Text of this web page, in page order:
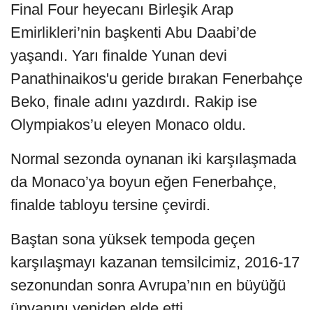
Final Four heyecanı Birleşik Arap
Emirlikleri’nin başkenti Abu Daabi’de
yaşandı. Yarı finalde Yunan devi
Panathinaikos'u geride bırakan Fenerbahçe
Beko, finale adını yazdırdı. Rakip ise
Olympiakos’u eleyen Monaco oldu.
Normal sezonda oynanan iki karşılaşmada
da Monaco’ya boyun eğen Fenerbahçe,
finalde tabloyu tersine çevirdi.
Baştan sona yüksek tempoda geçen
karşılaşmayı kazanan temsilcimiz, 2016-17
sezonundan sonra Avrupa’nın en büyüğü